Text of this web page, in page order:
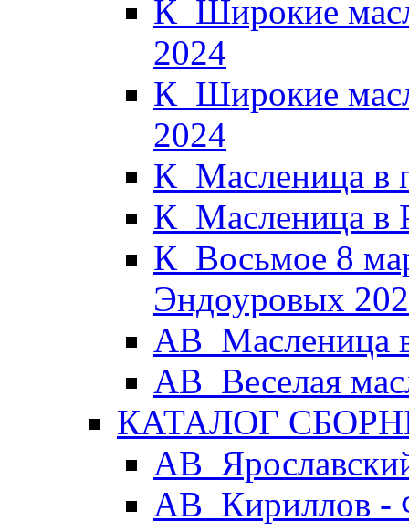
К_Широкие
2024
К_Широкие
2024
К_Масленица в
К_Масленица в
К_Восьмое 8
Эндоуровых
АВ_Масленица
АВ_Веселая
КАТАЛОГ
АВ_Кириллов -